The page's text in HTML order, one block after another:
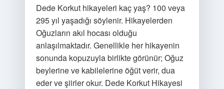
Dede Korkut hikayeleri kaç yaş? 100 veya
295 yıl yaşadığı söylenir. Hikayelerden
Oğuzların akıl hocası olduğu
anlaşılmaktadır. Genellikle her hikayenin
sonunda kopuzuyla birlikte görünür; Oğuz
beylerine ve kabilelerine öğüt verir, dua
eder ve şiirler okur. Dede Korkut Hikayesi